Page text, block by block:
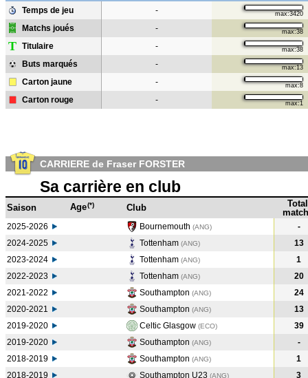
Temps de jeu
- max:3420
Matchs joués - max:38
T Titulaire - max:38
Buts marqués - max:13
Carton jaune - max:8
Carton rouge - max:1
CARRIERE de Fraser FORSTER
Sa carrière en club
Saison Age(*) Club
Total
2025-2026 Bournemouth (ANG)
-
2024-2025
Tottenham (ANG)
13
2023-2024
Tottenham (ANG)
1
2022-2023
Tottenham (ANG)
20
2021-2022
Southampton (ANG)
24
2020-2021
Southampton (ANG)
13
2019-2020
Celtic Glasgow (ECO)
39
2019-2020
Southampton (ANG)
-
2018-2019
Southampton (ANG)
1
2018-2019
Southampton U23 (ANG) 3